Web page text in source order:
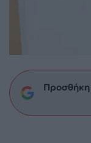
Προσθήκη